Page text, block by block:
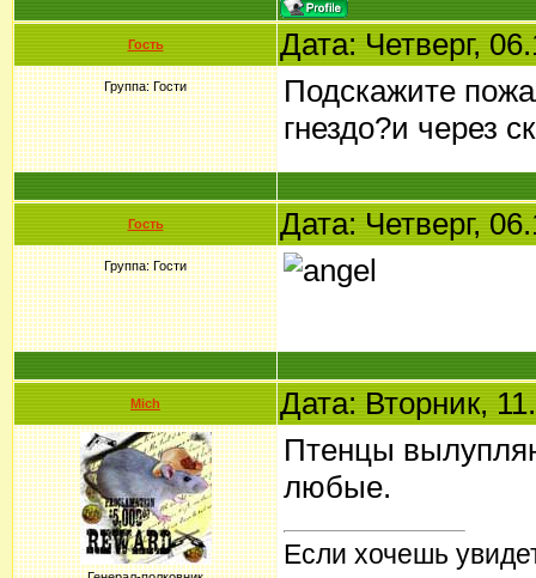
Гость Дата: Четверг,
Группа: Гости
Подскажите
гнездо?и через
Гость Дата: Четверг,
Группа: Гости
Mich Дата: Вторник,
Птенцы
любые.
Если хочешь